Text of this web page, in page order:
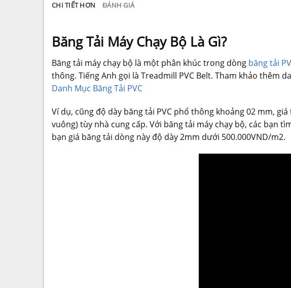
CHI TIẾT HƠN ĐÁNH GIÁ
Băng Tải Máy Chạy Bộ Là Gì?
Băng tải máy chạy bộ là một phân khúc trong dòng băng tải
thông. Tiếng Anh gọi là Treadmill PVC Belt. Tham khảo thêm
Danh Mục Băng Tải PVC
Ví dụ, cũng độ dày băng tải PVC phổ thông khoảng 02 mm,
vuông) tùy nhà cung cấp. Với băng tải máy chạy bộ, các bạn
bạn giá băng tải dòng này độ dày 2mm dưới 500.000VND/m2.